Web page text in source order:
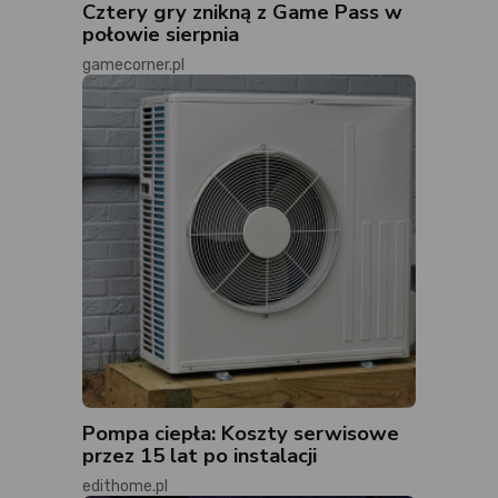
Cztery gry znikną z Game Pass w
połowie sierpnia
gamecorner.pl
Pompa ciepła: Koszty serwisowe
przez 15 lat po instalacji
edithome.pl